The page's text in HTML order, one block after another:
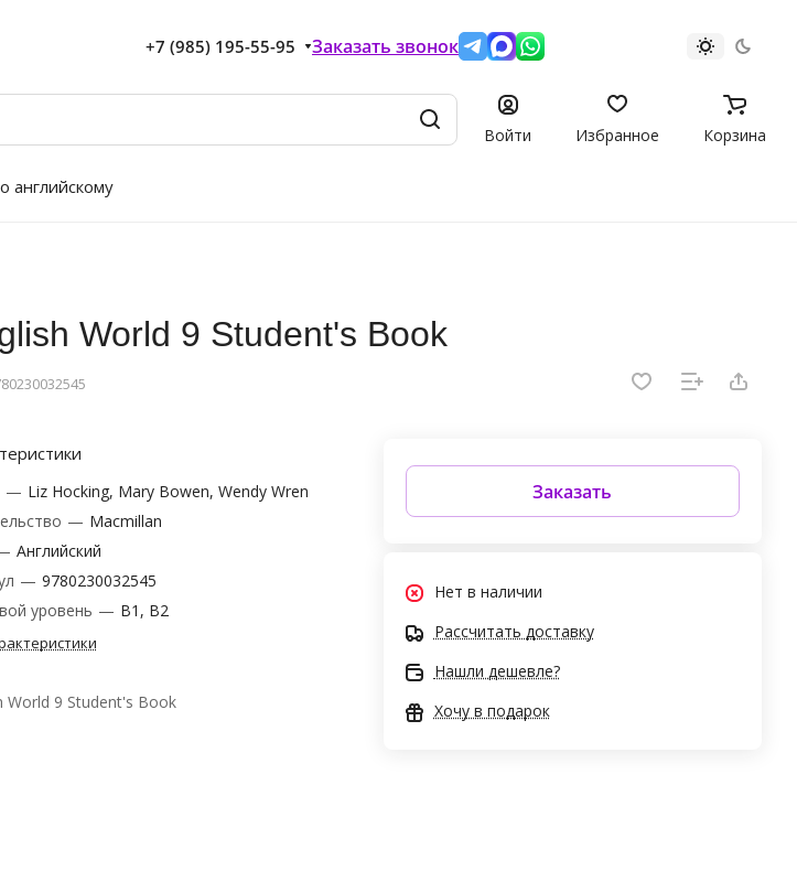
+7 (985) 195-55-95 Заказать звонок
Войти Избранное Корзина
английскому
World 9 Student's Book
— Liz Hocking, Mary Bowen, Wendy Wren
— Macmillan
Английский
— 9780230032545
уровень — B1, B2
World 9 Student's Book
Заказать
Нет в наличии
Рассчитать доставку
Нашли дешевле?
Хочу в подарок